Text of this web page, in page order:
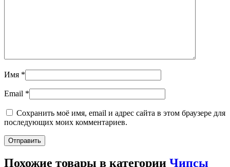
Имя *
Email *
Сохранить моё имя, email и адрес сайта в этом браузере для
последующих моих комментариев.
Похожие товары в категории Чипсы